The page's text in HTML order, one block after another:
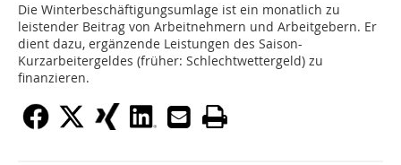
Die Winterbeschäftigungsumlage ist ein monatlich zu
leistender Beitrag von Arbeitnehmern und Arbeitgebern. Er
dient dazu, ergänzende Leistungen des Saison-
Kurzarbeitergeldes (früher: Schlechtwettergeld) zu
finanzieren.